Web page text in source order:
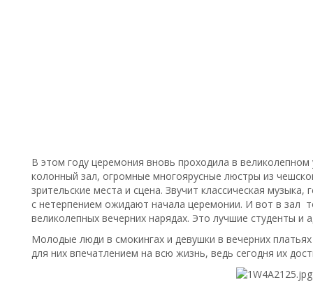
В этом году церемония вновь проходила в
колонный зал, огромные многоярусные люстры из
зрительские места и сцена. Звучит классическая
с нетерпением ожидают начала церемонии. И вот в зал
великолепных вечерних нарядах. Это лучшие студенты и
Молодые люди в смокингах и девушки в вечерних
для них впечатлением на всю жизнь, ведь сегодня их